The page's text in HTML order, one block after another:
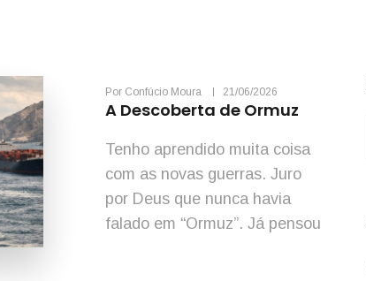
Por Confúcio Moura 21/06/2026
A Descoberta de Ormuz
Tenho aprendido muita coisa
com as novas guerras. Juro
por Deus que nunca havia
falado em “Ormuz”. Já pensou